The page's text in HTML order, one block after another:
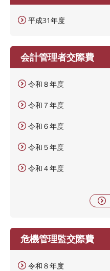
平成31年度
会計管理者交際費
令和８年度
令和７年度
令和６年度
令和５年度
令和４年度
危機管理監交際費
令和８年度